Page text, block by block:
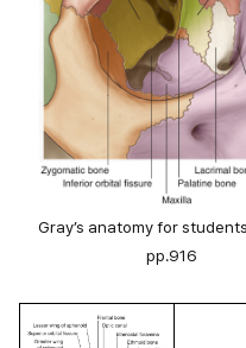
Gray’s anatomy for
pp.916